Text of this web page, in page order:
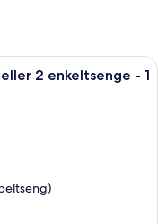
med dobbeltseng
2 enkeltsenge - 1